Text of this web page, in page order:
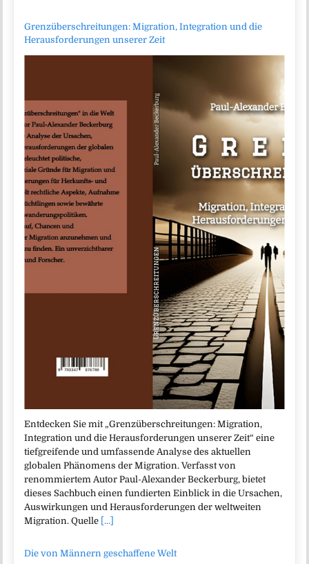
Grenzüberschreitungen: Migration, Integration und die
Herausforderungen unserer Zeit
Entdecken Sie mit „Grenzüberschreitungen: Migration,
Integration und die Herausforderungen unserer Zeit“ eine
tiefgreifende und umfassende Analyse des aktuellen
globalen Phänomens der Migration. Verfasst von
renommiertem Autor Paul-Alexander Beckerburg, bietet
dieses Sachbuch einen fundierten Einblick in die Ursachen,
Auswirkungen und Herausforderungen der weltweiten
Migration. Quelle [...]
Die von Männern geschaffene Welt